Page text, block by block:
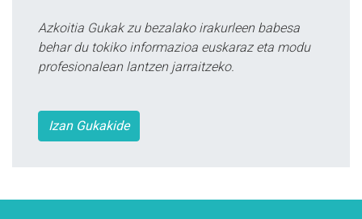
Azkoitia Gukak zu bezalako irakurleen babesa
behar du tokiko informazioa euskaraz eta modu
profesionalean lantzen jarraitzeko.
Izan Gukakide